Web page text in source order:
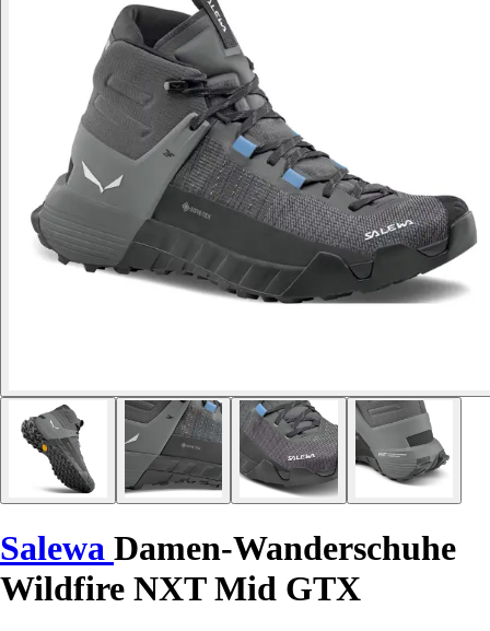
Salewa Damen-Wanderschuhe
Wildfire NXT Mid GTX